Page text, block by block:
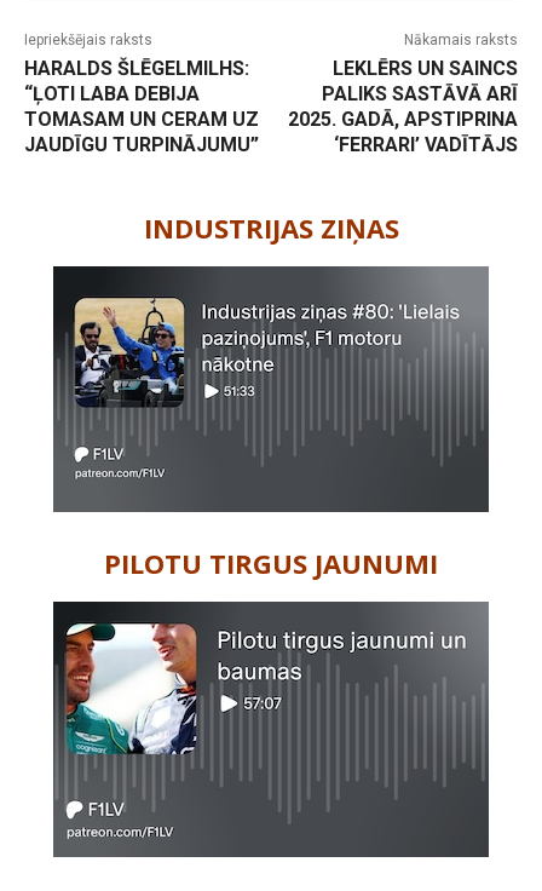
Iepriekšējais raksts
HARALDS ŠLĒGELMILHS:
“ĻOTI LABA DEBIJA
TOMASAM UN CERAM UZ
JAUDĪGU TURPINĀJUMU”
Nākamais raksts
LEKLĒRS UN SAINCS
PALIKS SASTĀVĀ ARĪ
2025. GADĀ, APSTIPRINA
‘FERRARI’ VADĪTĀJS
INDUSTRIJAS ZIŅAS
PILOTU TIRGUS JAUNUMI